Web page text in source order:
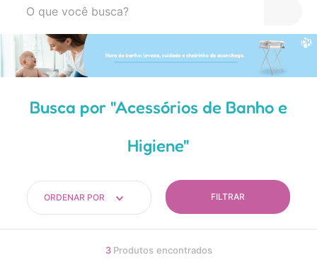
Acessórios de Banho e
Higiene
ORDENAR POR FILTRAR
3 Produtos
TERMOS MAIS BUSCADOS
1º
carro
3º
pokemon
6
nuk
7